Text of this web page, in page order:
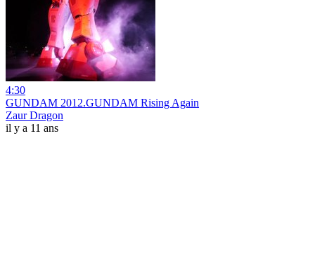
4:30
GUNDAM 2012.GUNDAM Rising Again
Zaur Dragon
il y a 11 ans